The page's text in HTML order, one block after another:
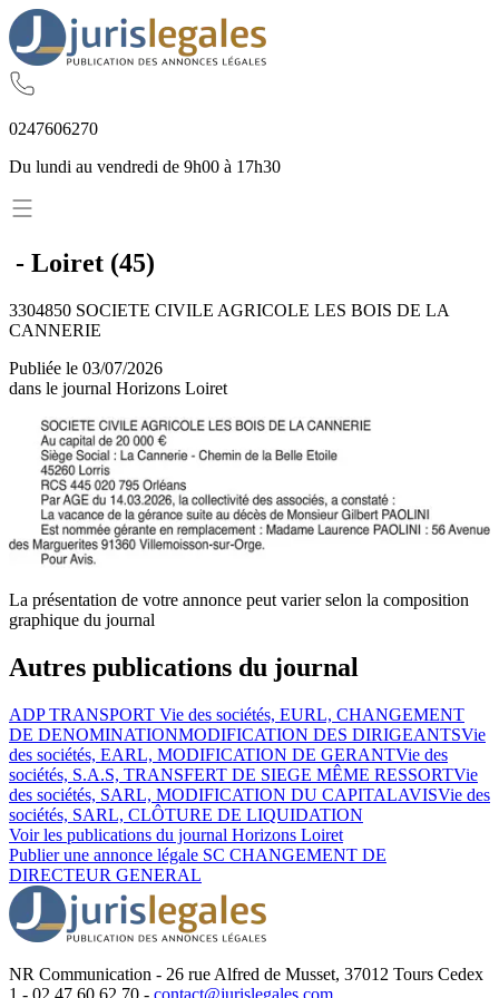
0247606270
Du lundi au vendredi de 9h00 à 17h30
- Loiret (45)
3304850 SOCIETE CIVILE AGRICOLE LES BOIS DE LA
CANNERIE
Publiée le 03/07/2026
dans le journal Horizons Loiret
La présentation de votre annonce peut varier selon la composition
graphique du journal
Autres publications du journal
ADP TRANSPORT Vie des sociétés, EURL, CHANGEMENT
DE DENOMINATIONMODIFICATION DES DIRIGEANTSVie
des sociétés, EARL, MODIFICATION DE GERANTVie des
sociétés, S.A.S, TRANSFERT DE SIEGE MÊME RESSORTVie
des sociétés, SARL, MODIFICATION DU CAPITALAVISVie des
sociétés, SARL, CLÔTURE DE LIQUIDATION
Voir les publications du journal Horizons Loiret
Publier une annonce légale SC CHANGEMENT DE
DIRECTEUR GENERAL
NR Communication - 26 rue Alfred de Musset, 37012 Tours Cedex
1 - 02 47 60 62 70 - contact@jurislegales.com